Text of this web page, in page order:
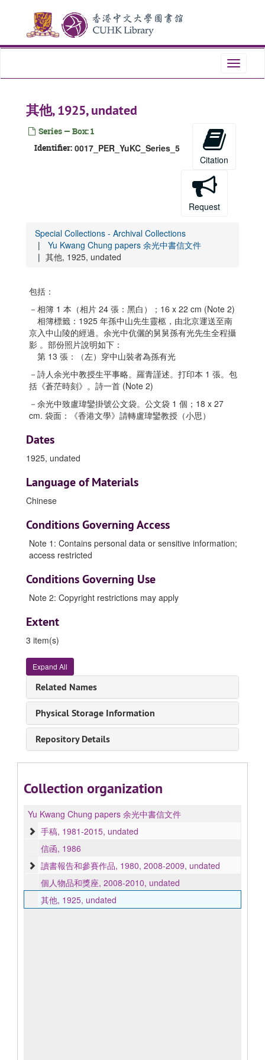
content
Toggle
其他, 1925, undated
Series — Box: 1
Identifier: 0017_PER_YuKC_Series_5
Citation
Request
Special Collections - Archival Collections
Yu Kwang Chung papers 余光中書信文件
其他, 1925, undated
包括：
－相簿 1 本（相片 24 張：黑白）；16 x 22 cm (Note 2)
相簿標籤：1925 年孫中山先生靈柩，由北京運送至南
京入中山陵的經過。余光中伉儷的舅舅孫有光先生全程攝
影 。部份照片說明如下：
第 13 張：（左）穿中山裝者為孫有光
－詩人余光中教授生平事略。羅青謹述。打印本 1 張。包
括《蒼茫時刻》。詩一首 (Note 2)
－余光中致盧瑋鑾掛號公文袋。公文袋 1 個；18 x 27
cm. 袋面：《香港文學》請轉盧瑋鑾教授（小思）
Dates
1925, undated
Language of Materials
Chinese
Conditions Governing Access
Note 1: Contains personal data or sensitive information;
access restricted
Conditions Governing Use
Note 2: Copyright restrictions may apply
Extent
3 item(s)
Expand All
Related Names
Physical Storage Information
Repository Details
Collection organization
Yu Kwang Chung papers 余光中書信文件
手稿, 1981-2015, undated
信函, 1986
讀書報告和參賽作品, 1980, 2008-2009, undated
個人物品和獎座, 2008-2010, undated
其他, 1925, undated